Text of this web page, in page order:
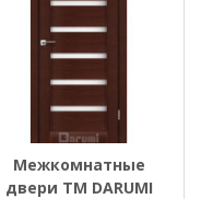
Межкомнатные
двери ТМ DARUMI